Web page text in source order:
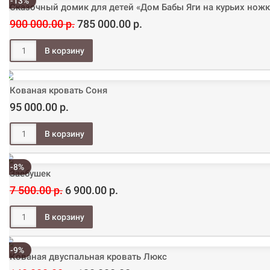
Сказочный домик для детей «Дом Бабы Яги на курьих
900 000.00 р.785 000.00 р.
Кованая кровать Соня
95 000.00 р.
-8%
Заебушек
7 500.00 р. 6 900.00 р.
-9%
Кованая двуспальная кровать Люкс